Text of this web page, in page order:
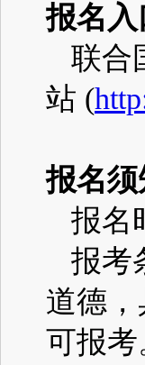
报名入
联合
站 (
报名须
报名
报考
道德
可报考